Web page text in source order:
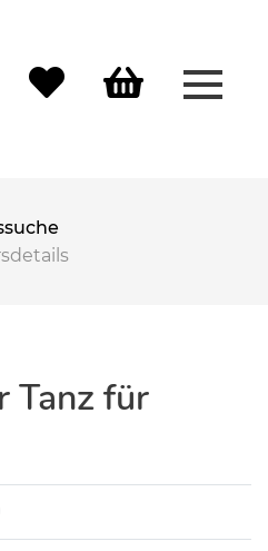
Tanz für